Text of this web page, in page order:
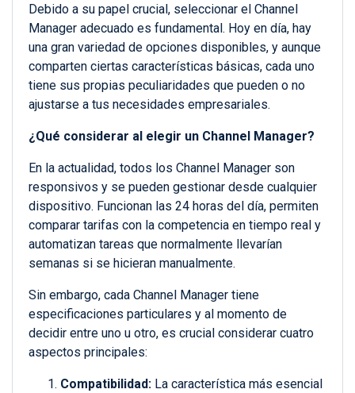
Debido a su papel crucial, seleccionar el Channel
Manager adecuado es fundamental. Hoy en día, hay
una gran variedad de opciones disponibles, y aunque
comparten ciertas características básicas, cada uno
tiene sus propias peculiaridades que pueden o no
ajustarse a tus necesidades empresariales.
¿Qué considerar al elegir un Channel Manager?
En la actualidad, todos los Channel Manager son
responsivos y se pueden gestionar desde cualquier
dispositivo. Funcionan las 24 horas del día, permiten
comparar tarifas con la competencia en tiempo real y
automatizan tareas que normalmente llevarían
semanas si se hicieran manualmente.
Sin embargo, cada Channel Manager tiene
especificaciones particulares y al momento de
decidir entre uno u otro, es crucial considerar cuatro
aspectos principales:
Compatibilidad: La característica más esencial